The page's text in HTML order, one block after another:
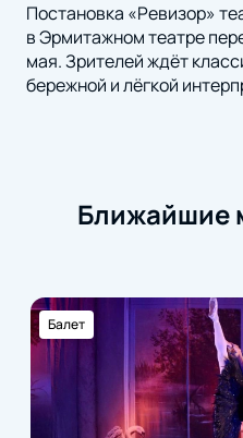
Постановка «Ревизор»
в Эрмитажном театре
мая. Зрителей ждёт
бережной и лёгкой
Ближайшие
Балет